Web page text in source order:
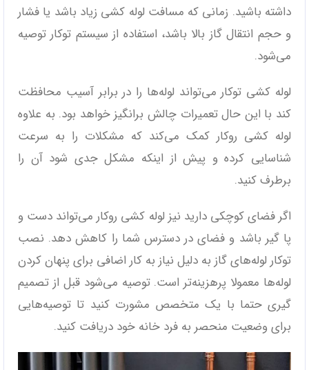
داشته باشید. زمانی که مسافت لوله کشی زیاد باشد یا فشار
و حجم انتقال گاز بالا باشد، استفاده از سیستم توکار توصیه
می‌شود.
لوله کشی توکار می‌تواند لوله‌ها را در برابر آسیب محافظت
کند با این حال تعمیرات چالش برانگیز خواهد بود. به علاوه
لوله کشی روکار کمک می‌کند که مشکلات را به سرعت
شناسایی کرده و پیش از اینکه مشکل جدی شود آن را
برطرف کنید.
اگر فضای کوچکی دارید نیز لوله کشی روکار می‌تواند دست و
پا گیر باشد و فضای در دسترس شما را کاهش دهد. نصب
توکار لوله‌های گاز به دلیل نیاز به کار اضافی برای پنهان کردن
لوله‌ها معمولا پرهزینه‌تر است. توصیه می‌شود قبل از تصمیم
گیری حتما با یک متخصص مشورت کنید تا توصیه‌هایی
برای وضعیت منحصر به فرد خانه خود دریافت کنید.